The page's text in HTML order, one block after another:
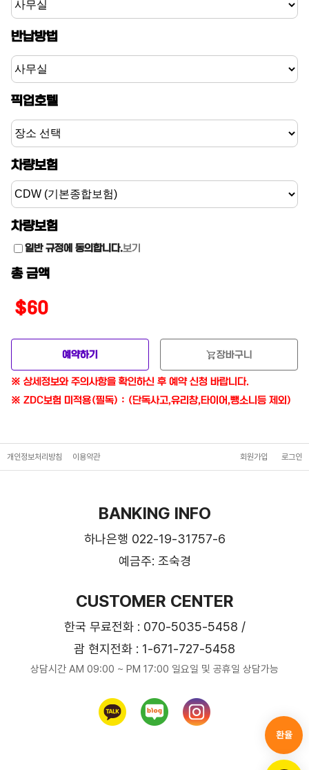
반납방법
픽업호텔
차량보험
차량보험
일반 규정에 동의합니다.보기
총 금액
$60
예약하기 shopping_cart장바구니
※ 상세정보와 주의사항을 확인하신 후 예약 신청 바랍니다.
※ ZDC보험 미적용(필독) : (단독사고,유리창,타이어,뺑소니등 제외)
환율
개인정보처리방침 이용약관 회원가입 로그인
BANKING INFO
하나은행 022-19-31757-6
예금주: 조숙경
CUSTOMER CENTER
한국 무료전화 : 070-5035-5458 /
괌 현지전화 : 1-671-727-5458
상담시간 AM 09:00 ~ PM 17:00 일요일 및 공휴일 상담가능